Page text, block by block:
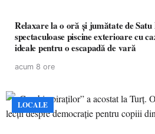
Relaxare la o oră și jumătate de
spectaculoase piscine exterioare cu
ideale pentru o escapadă de vară
acum 8 ore
LOCALE